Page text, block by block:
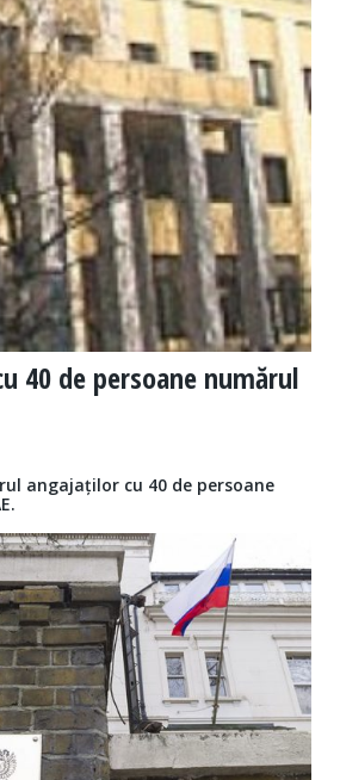
40 de persoane numărul
angajaților cu 40 de persoane